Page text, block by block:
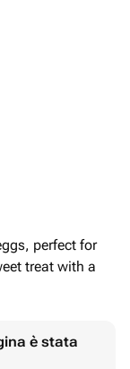
perfect for
treat with a
è stata